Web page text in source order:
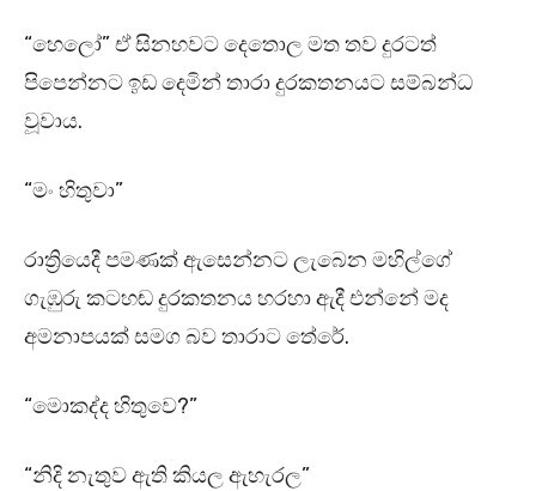
“හෙලෝ” ඒ සිනහවට දෙතොල මත තව දුරටත්
පිපෙන්නට ඉඩ දෙමින් තාරා දුරකතනයට සම්බන්ධ
වූවාය.
“මං හිතුවා”
රාත්‍රියෙදී පමණක් ඇසෙන්නට ලැබෙන මහිල්ගේ
ගැඹුරු කටහඬ දුරකතනය හරහා ඇදී එන්නේ මද
අමනාපයක් සමග බව තාරාට තේරේ.
“මොකද්ද හිතුවෙ?”
“නිදි නැතුව ඇති කියල ඇහැරල”